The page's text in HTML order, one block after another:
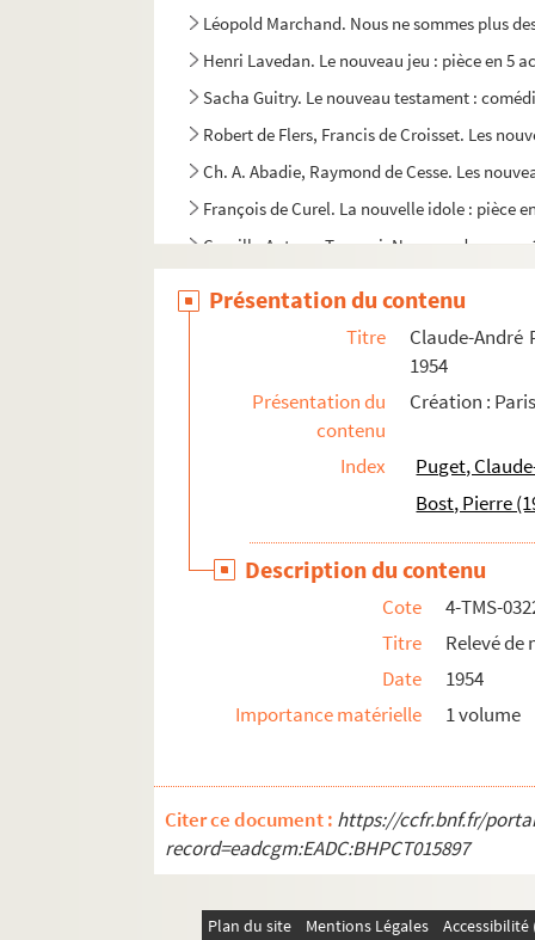
Léopold Marchand. Nous ne sommes plus
Henri Lavedan. Le nouveau jeu : pièce en 5
Sacha Guitry. Le nouveau testament :
Robert de Flers, Francis de Croisset. Les
Ch. A. Abadie, Raymond de Cesse. Les
François de Curel. La nouvelle idole : pièce
Camillo Antona-Traversi. Novara : drame en
Emile Bergerat. La nuit bergamasque :
Alfred de Musset. La Nuit de Décembre. 1920
James Barrie. La nuit de la Saint-Jean :
Henri Kéroul, Albert Barré. Une nuit de
MM. Monréal et Blondeau. La nuit des
Henry Kistemaeckers. La nuit est à nous :
Marc Fournier. Les nuits de la Seine :
Pierre Zaccone, Théodore Henry et Mary
John Steinbeck. Nuits noires : pièce en 3
Edmond Haraucourt. Les Oberlé : pièce en
Julien Berr de Turique. L'obstacle : fantaisie
Yves Mirande, Henri Géroule. Octave :
Victorien Sardou. Odette : comédie en 4
Sophocle. Œdipe à Colone : tragédie,
Présentation du contenu
Titre
Claude-André
1954
Présentation du
contenu
Création :
Index
Puget,
Bost, Pierre
Description du contenu
Cote
4-TMS-
Titre
Relevé de
Date
1954
Importance matérielle
1 volume
Citer ce document : https://ccfr.bnf.fr/
record=eadcgm:EADC:BHPCT015897
Plan du site Mentions Légales